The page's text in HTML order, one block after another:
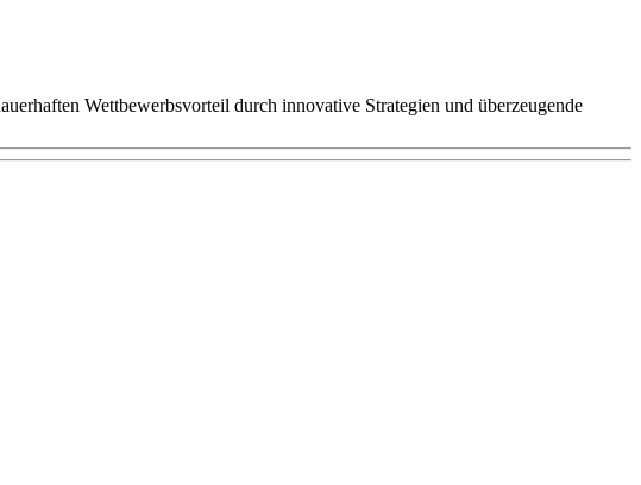
Wettbewerbsvorteil durch innovative Strategien und überzeugende